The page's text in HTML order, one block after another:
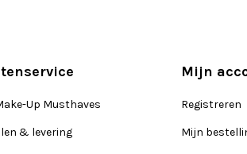
Up Musthaves
& levering
Mijn
Registreren
Mijn